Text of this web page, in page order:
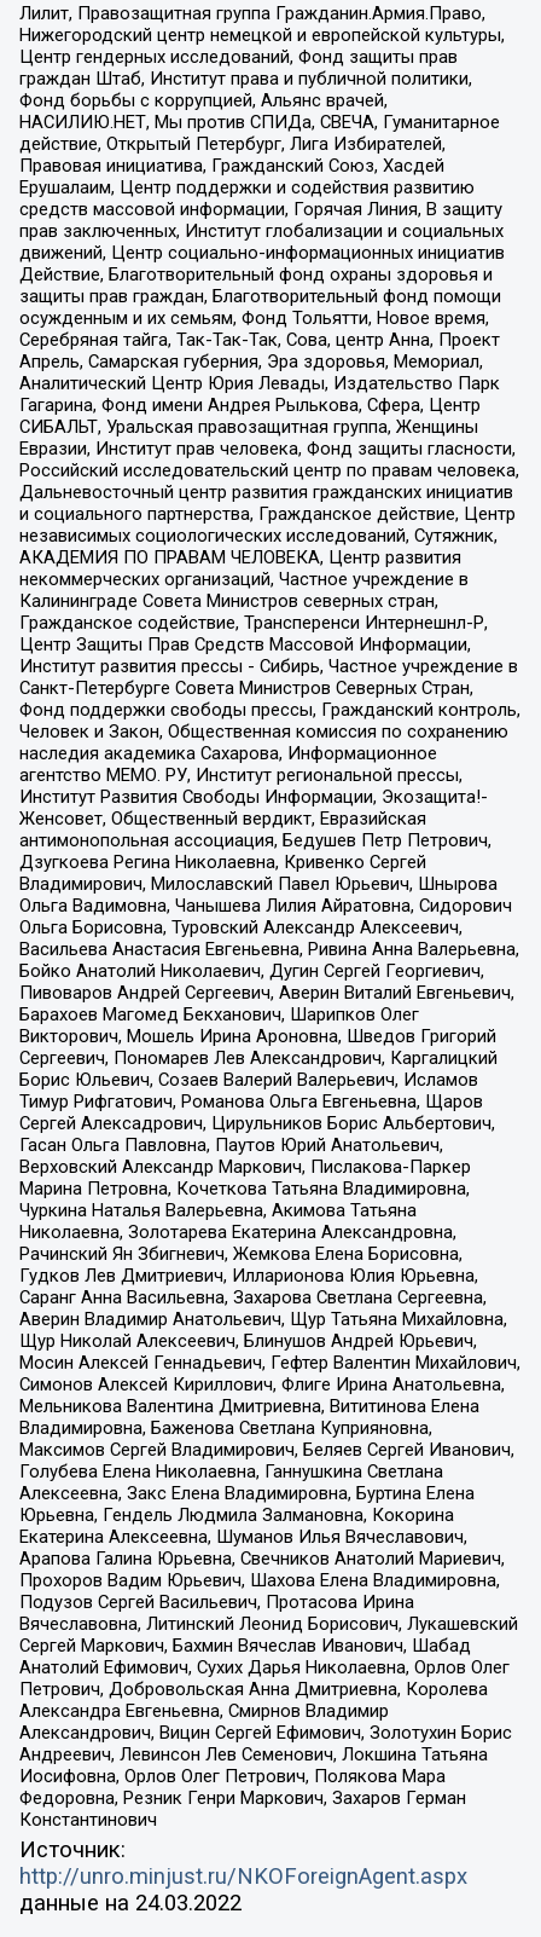
Лилит, Правозащитная группа Гражданин.Армия.Право,
Нижегородский центр немецкой и европейской культуры,
Центр гендерных исследований, Фонд защиты прав
граждан Штаб, Институт права и публичной политики,
Фонд борьбы с коррупцией, Альянс врачей,
НАСИЛИЮ.НЕТ, Мы против СПИДа, СВЕЧА, Гуманитарное
действие, Открытый Петербург, Лига Избирателей,
Правовая инициатива, Гражданский Союз, Хасдей
Ерушалаим, Центр поддержки и содействия развитию
средств массовой информации, Горячая Линия, В защиту
прав заключенных, Институт глобализации и социальных
движений, Центр социально-информационных инициатив
Действие, Благотворительный фонд охраны здоровья и
защиты прав граждан, Благотворительный фонд помощи
осужденным и их семьям, Фонд Тольятти, Новое время,
Серебряная тайга, Так-Так-Так, Сова, центр Анна, Проект
Апрель, Самарская губерния, Эра здоровья, Мемориал,
Аналитический Центр Юрия Левады, Издательство Парк
Гагарина, Фонд имени Андрея Рылькова, Сфера, Центр
СИБАЛЬТ, Уральская правозащитная группа, Женщины
Евразии, Институт прав человека, Фонд защиты гласности,
Российский исследовательский центр по правам человека,
Дальневосточный центр развития гражданских инициатив
и социального партнерства, Гражданское действие, Центр
независимых социологических исследований, Сутяжник,
АКАДЕМИЯ ПО ПРАВАМ ЧЕЛОВЕКА, Центр развития
некоммерческих организаций, Частное учреждение в
Калининграде Совета Министров северных стран,
Гражданское содействие, Трансперенси Интернешнл-Р,
Центр Защиты Прав Средств Массовой Информации,
Институт развития прессы - Сибирь, Частное учреждение в
Санкт-Петербурге Совета Министров Северных Стран,
Фонд поддержки свободы прессы, Гражданский контроль,
Человек и Закон, Общественная комиссия по сохранению
наследия академика Сахарова, Информационное
агентство МЕМО. РУ, Институт региональной прессы,
Институт Развития Свободы Информации, Экозащита!-
Женсовет, Общественный вердикт, Евразийская
антимонопольная ассоциация, Бедушев Петр Петрович,
Дзугкоева Регина Николаевна, Кривенко Сергей
Владимирович, Милославский Павел Юрьевич, Шнырова
Ольга Вадимовна, Чанышева Лилия Айратовна, Сидорович
Ольга Борисовна, Туровский Александр Алексеевич,
Васильева Анастасия Евгеньевна, Ривина Анна Валерьевна,
Бойко Анатолий Николаевич, Дугин Сергей Георгиевич,
Пивоваров Андрей Сергеевич, Аверин Виталий Евгеньевич,
Барахоев Магомед Бекханович, Шарипков Олег
Викторович, Мошель Ирина Ароновна, Шведов Григорий
Сергеевич, Пономарев Лев Александрович, Каргалицкий
Борис Юльевич, Созаев Валерий Валерьевич, Исламов
Тимур Рифгатович, Романова Ольга Евгеньевна, Щаров
Сергей Алексадрович, Цирульников Борис Альбертович,
Гасан Ольга Павловна, Паутов Юрий Анатольевич,
Верховский Александр Маркович, Пислакова-Паркер
Марина Петровна, Кочеткова Татьяна Владимировна,
Чуркина Наталья Валерьевна, Акимова Татьяна
Николаевна, Золотарева Екатерина Александровна,
Рачинский Ян Збигневич, Жемкова Елена Борисовна,
Гудков Лев Дмитриевич, Илларионова Юлия Юрьевна,
Саранг Анна Васильевна, Захарова Светлана Сергеевна,
Аверин Владимир Анатольевич, Щур Татьяна Михайловна,
Щур Николай Алексеевич, Блинушов Андрей Юрьевич,
Мосин Алексей Геннадьевич, Гефтер Валентин Михайлович,
Симонов Алексей Кириллович, Флиге Ирина Анатольевна,
Мельникова Валентина Дмитриевна, Вититинова Елена
Владимировна, Баженова Светлана Куприяновна,
Максимов Сергей Владимирович, Беляев Сергей Иванович,
Голубева Елена Николаевна, Ганнушкина Светлана
Алексеевна, Закс Елена Владимировна, Буртина Елена
Юрьевна, Гендель Людмила Залмановна, Кокорина
Екатерина Алексеевна, Шуманов Илья Вячеславович,
Арапова Галина Юрьевна, Свечников Анатолий Мариевич,
Прохоров Вадим Юрьевич, Шахова Елена Владимировна,
Подузов Сергей Васильевич, Протасова Ирина
Вячеславовна, Литинский Леонид Борисович, Лукашевский
Сергей Маркович, Бахмин Вячеслав Иванович, Шабад
Анатолий Ефимович, Сухих Дарья Николаевна, Орлов Олег
Петрович, Добровольская Анна Дмитриевна, Королева
Александра Евгеньевна, Смирнов Владимир
Александрович, Вицин Сергей Ефимович, Золотухин Борис
Андреевич, Левинсон Лев Семенович, Локшина Татьяна
Иосифовна, Орлов Олег Петрович, Полякова Мара
Федоровна, Резник Генри Маркович, Захаров Герман
Константинович
Источник:
http://unro.minjust.ru/NKOForeignAgent.aspx
данные на 24.03.2022